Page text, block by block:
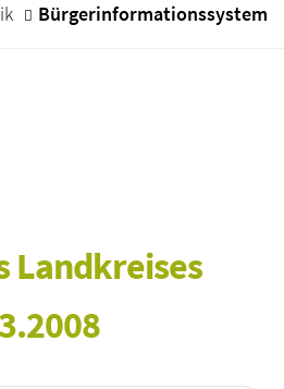
Bürgerinformationssystem
Landkreises